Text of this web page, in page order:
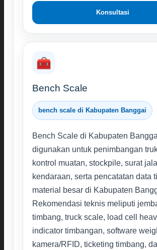
Konsultasi
🧰
Bench Scale
bench scale di Kabupaten Banggai
Bench Scale di Kabupaten
digunakan untuk penimbangan
kontrol muatan, stockpile, surat
kendaraan, serta pencatatan data
material besar di Kabupaten
Rekomendasi teknis meliputi
timbang, truck scale, load cell
indicator timbangan, software
kamera/RFID, ticketing timbang,